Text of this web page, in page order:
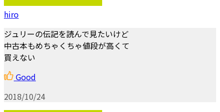
hiro
ジュリーの伝記を読んで見たいけど
中古本もめちゃくちゃ値段が高くて
買えない
Good
2018/10/24